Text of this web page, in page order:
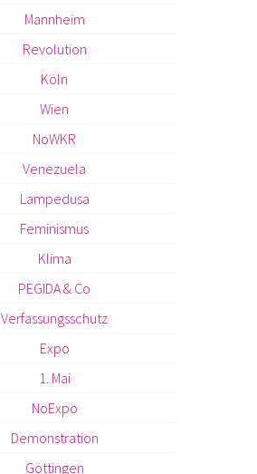
Mannheim
Revolution
Köln
Wien
NoWKR
Venezuela
Lampedusa
Feminismus
Klima
PEGIDA & Co
Verfassungsschutz
Expo
1. Mai
NoExpo
Demonstration
Göttingen